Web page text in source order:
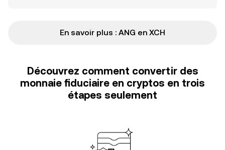
En savoir plus : ANG en XCH
Découvrez comment convertir des
monnaie fiduciaire en cryptos en trois
étapes seulement